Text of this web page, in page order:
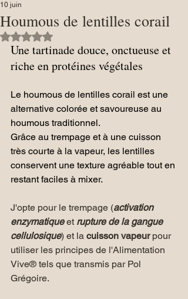
Houmous de lentilles corail
10 juin
Noté NaN étoiles sur 5.
Une tartinade douce, onctueuse et
riche en protéines végétales
Le houmous de lentilles corail est une
alternative colorée et savoureuse au
houmous traditionnel.
Grâce au trempage et à une cuisson
très courte à la vapeur, les lentilles
conservent une texture agréable tout en
restant faciles à mixer.
J'opte pour le trempage (activation
enzymatique et rupture de la gangue
cellulosique) et la cuisson vapeur pour
utiliser les principes de l'Alimentation
Vive® tels que transmis par Pol
Grégoire.